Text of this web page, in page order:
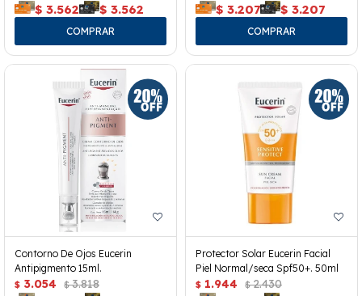
$ 3.562 $ 3.562 $ 3.207 $ 3.207
Contorno De Ojos Eucerin
Antipigmento 15ml.
$ 3.054 $ 3.818
Protector Solar Eucerin Facial
Piel Normal/seca Spf50+. 50ml
$ 1.944 $ 2.430